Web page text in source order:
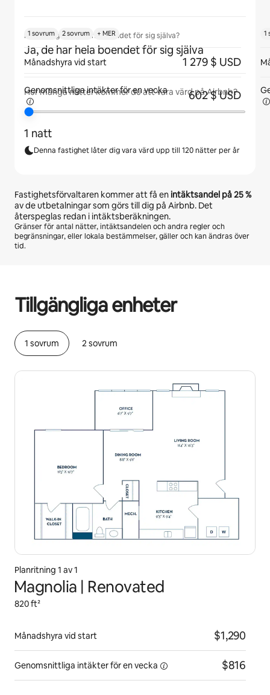
Kommer gäster att ha boendet för sig själva?
Ja, de har hela boendet för sig själva
Hur många nätter kommer du att vara värd på Airbnb?
1 natt
Denna fastighet låter dig vara värd upp till 120 nätter per år
Fastighetsförvaltaren kommer att få enintäktsandel på25 %
av de utbetalningar som görs till dig på Airbnb. Det
återspeglas redan i intäktsberäkningen.
Gränser för antal nätter, intäktsandelen och andra regler och
begränsningar, eller lokala bestämmelser, gäller och kan ändras över
tid.
Tillgängliga enheter
1 sovrum 2 sovrum
Planritning 1 av 1
Magnolia | Renovated
820 ft²
Månadshyra vid start $1,290
Genomsnittliga intäkter fören vecka $816
1 sovrum 2 sovrum + MER
Månadshyra vid start 1 279 $ USD
Genomsnittliga intäkter fören vecka 602 $ USD
1